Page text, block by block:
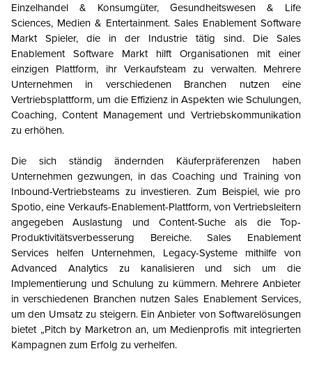
Einzelhandel & Konsumgüter, Gesundheitswesen & Life
Sciences, Medien & Entertainment. Sales Enablement Software
Markt Spieler, die in der Industrie tätig sind. Die Sales
Enablement Software Markt hilft Organisationen mit einer
einzigen Plattform, ihr Verkaufsteam zu verwalten. Mehrere
Unternehmen in verschiedenen Branchen nutzen eine
Vertriebsplattform, um die Effizienz in Aspekten wie Schulungen,
Coaching, Content Management und Vertriebskommunikation
zu erhöhen.
Die sich ständig ändernden Käuferpräferenzen haben
Unternehmen gezwungen, in das Coaching und Training von
Inbound-Vertriebsteams zu investieren. Zum Beispiel, wie pro
Spotio, eine Verkaufs-Enablement-Plattform, von Vertriebsleitern
angegeben Auslastung und Content-Suche als die Top-
Produktivitätsverbesserung Bereiche. Sales Enablement
Services helfen Unternehmen, Legacy-Systeme mithilfe von
Advanced Analytics zu kanalisieren und sich um die
Implementierung und Schulung zu kümmern. Mehrere Anbieter
in verschiedenen Branchen nutzen Sales Enablement Services,
um den Umsatz zu steigern. Ein Anbieter von Softwarelösungen
bietet „Pitch by Marketron an, um Medienprofis mit integrierten
Kampagnen zum Erfolg zu verhelfen.